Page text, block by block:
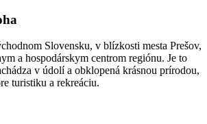
Slovensku, v blízkosti mesta Prešov,
a hospodárskym centrom regiónu. Je to
v údolí a obklopená krásnou prírodou,
turistiku a rekreáciu.